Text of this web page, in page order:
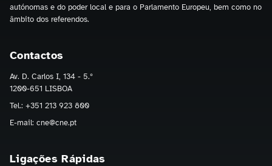
autónomas e do poder local e para o Parlamento Europeu, bem como no
âmbito dos referendos.
Contactos
Av. D. Carlos I, 134 - 5.º
1200-651 LISBOA
Tel.: +351 213 923 800
E-mail: cne@cne.pt
Ligações Rápidas